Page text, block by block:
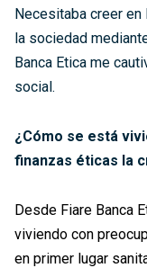
Necesitaba creer en
la sociedad
Banca Etica me
social.
¿Cómo se está
finanzas éticas la
Desde Fiare Banca
viviendo con
en primer lugar